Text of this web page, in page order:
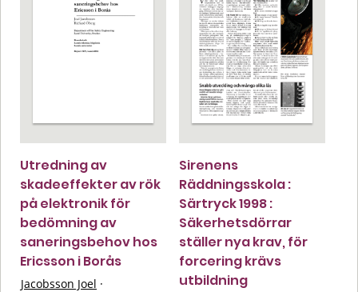
Utredning av
skadeeffekter av rök
på elektronik för
bedömning av
saneringsbehov hos
Ericsson i Borås
Jacobsson Joel ·
Sirenens
Räddningsskola :
Särtryck 1998 :
Säkerhetsdörrar
ställer nya krav, för
forcering krävs
utbildning